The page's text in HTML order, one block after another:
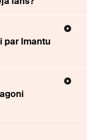
par Imantu